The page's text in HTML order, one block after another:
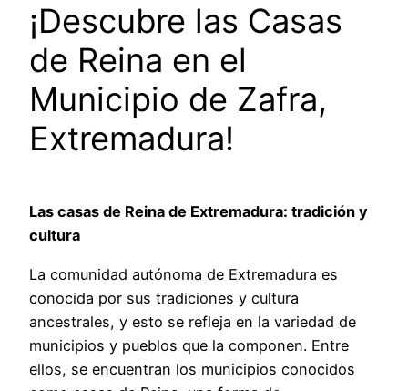
¡Descubre las Casas
de Reina en el
Municipio de Zafra,
Extremadura!
Las casas de Reina de Extremadura: tradición y
cultura
La comunidad autónoma de Extremadura es
conocida por sus tradiciones y cultura
ancestrales, y esto se refleja en la variedad de
municipios y pueblos que la componen. Entre
ellos, se encuentran los municipios conocidos